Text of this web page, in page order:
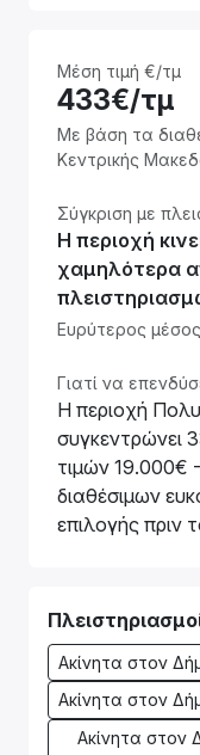
Μέση τιμή €/τμ
433€/τμ
Με βάση τα
Κεντρικής
Σύγκριση με
Η περιοχή
χαμηλότερα
Ευρύτερος
Γιατί να
Η περιοχή
συγκεντρώνει
τιμών 19.000€
διαθέσιμων
επιλογής πριν
Ακίνητα στον
Ακίνητα στον
Ακίνητα στον